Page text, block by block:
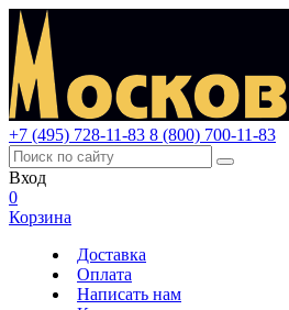
+7 (495) 728-11-83 8 (800) 700-11-83
Вход
0
Корзина
Доставка
Оплата
Написать нам